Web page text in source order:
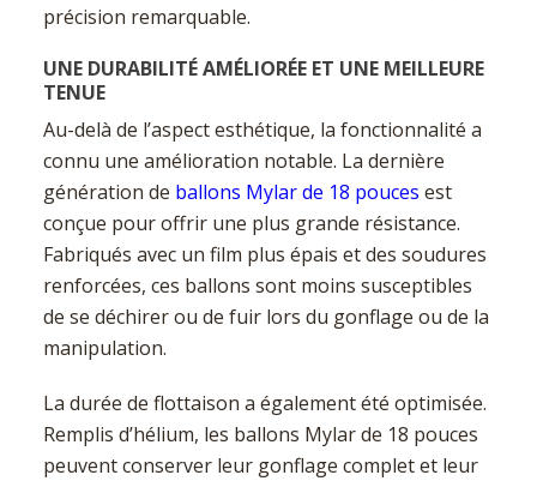
précision remarquable.
UNE DURABILITÉ AMÉLIORÉE ET UNE MEILLEURE
TENUE
Au-delà de l’aspect esthétique, la fonctionnalité a
connu une amélioration notable. La dernière
génération de ballons Mylar de 18 pouces est
conçue pour offrir une plus grande résistance.
Fabriqués avec un film plus épais et des soudures
renforcées, ces ballons sont moins susceptibles
de se déchirer ou de fuir lors du gonflage ou de la
manipulation.
La durée de flottaison a également été optimisée.
Remplis d’hélium, les ballons Mylar de 18 pouces
peuvent conserver leur gonflage complet et leur